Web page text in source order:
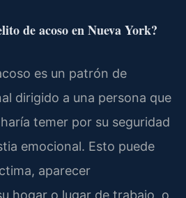
de acoso en Nueva York?
es un patrón de
dirigido a una persona que
temer por su seguridad
emocional. Esto puede
aparecer
hogar o lugar de trabajo, o